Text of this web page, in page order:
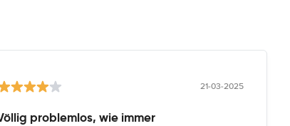
21-03-2025
problemlos, wie immer